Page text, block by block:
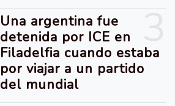
Una argentina fue
detenida por ICE en
Filadelfia cuando estaba
por viajar a un partido
del mundial